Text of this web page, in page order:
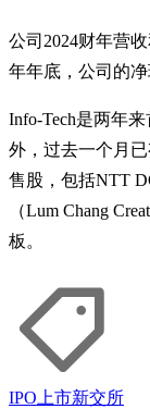
公司2024财年营
年年底，公司的净
Info-Tech是两年
外，过去一个月
售股，包括NTT
（Lum Chang
板。
IPO上市新交所